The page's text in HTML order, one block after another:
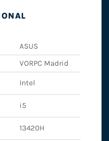
ASUS
VORPC Madrid
Intel
i5
13420H